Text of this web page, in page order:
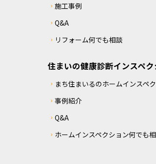
施工事例
Q&A
リフォーム何でも相談
住まいの健康診断インスペ
まち住まいるのホームインスペ
事例紹介
Q&A
ホームインスペクション何でも